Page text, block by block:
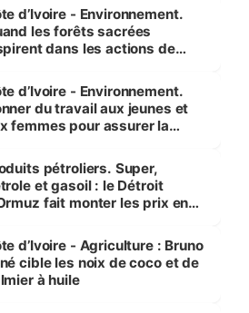
d’Ivoire - Environnement.
les forêts sacrées
dans les actions de
d’Ivoire - Environnement.
du travail aux jeunes et
femmes pour assurer la
pétroliers. Super,
et gasoil : le Détroit
fait monter les prix en
d’Ivoire - Agriculture : Bruno
cible les noix de coco et de
à huile